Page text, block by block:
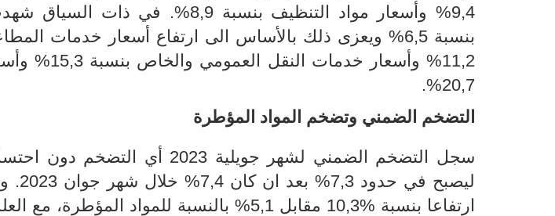
9,4% وأسعار مواد التنظيف بنسبة 8,9%.
بنسبة 6,5% ويعزى ذلك بالأساس الى ارتفاع أسعار خدمات
11,2% وأسعار خدمات النقل العمومي والخاص بنسبة 15,3%
و
20,7%.
التضخم الضمني وتضخم المواد المؤطرة
سجل التضخم الضمني لشهر جويلية 2023 أي التضخم دون احتساب الطاقة والتغذية
ليصبح في حدود7,3
% بعد ان كان 4 ,7
% خلال شهر جوان 2023 .
ارتفاعا بنسبة 10,3% مقابل 5,1% بالنسبة للمواد المؤطرة ، مع